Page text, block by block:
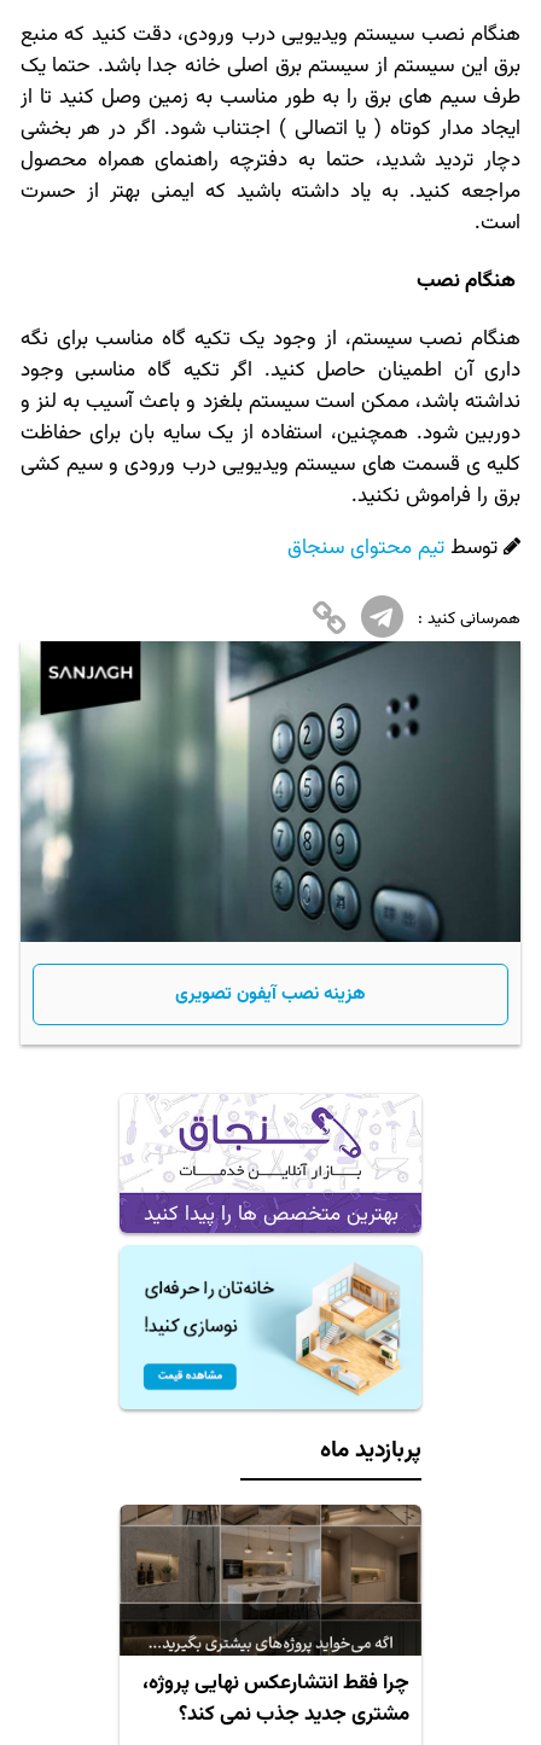
هنگام نصب سیستم ویدیویی درب ورودی، دقت کنید که منبع
برق این سیستم از سیستم برق اصلی خانه جدا باشد. حتما یک
طرف سیم های برق را به طور مناسب به زمین وصل کنید تا از
ایجاد مدار کوتاه ( یا اتصالی ) اجتناب شود. اگر در هر بخشی
دچار تردید شدید، حتما به دفترچه راهنمای همراه محصول
مراجعه کنید. به یاد داشته باشید که ایمنی بهتر از حسرت
است.
هنگام نصب
هنگام نصب سیستم، از وجود یک تکیه گاه مناسب برای نگه
داری آن اطمینان حاصل کنید. اگر تکیه گاه مناسبی وجود
نداشته باشد، ممکن است سیستم بلغزد و باعث آسیب به لنز و
دوربین شود. همچنین، استفاده از یک سایه بان برای حفاظت
کلیه ی قسمت های سیستم ویدیویی درب ورودی و سیم کشی
برق را فراموش نکنید.
توسطتیم محتوای سنجاق
همرسانی کنید :
هزینه نصب آیفون تصویری
بهترین متخصص ها را پیدا کنید
پربازدید ماه
چرا فقط انتشارعکس نهایی پروژه،
مشتری جدید جذب نمی کند؟